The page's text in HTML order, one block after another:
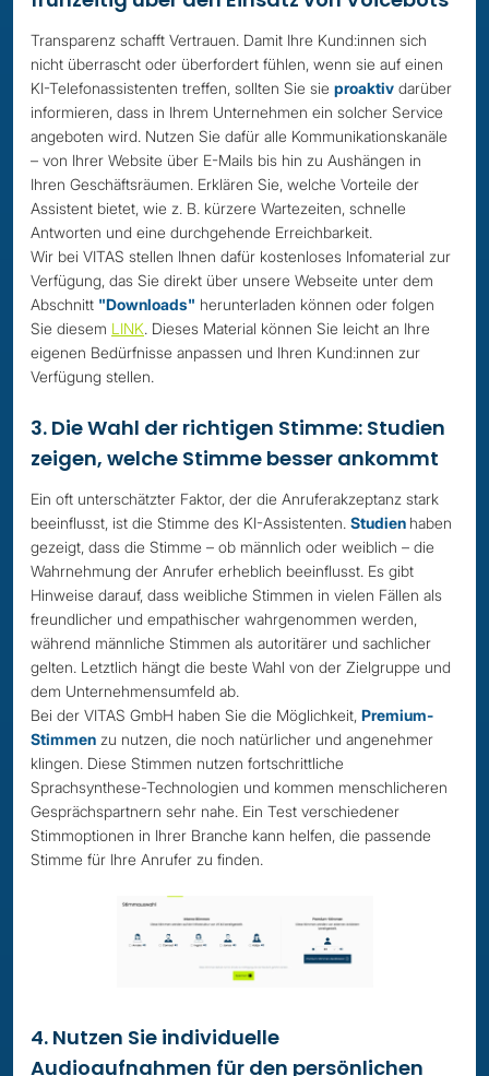
Transparenz schafft Vertrauen. Damit Ihre Kund:innen sich
nicht überrascht oder überfordert fühlen, wenn sie auf einen
KI-Telefonassistenten treffen, sollten Sie sie proaktiv darüber
informieren, dass in Ihrem Unternehmen ein solcher Service
angeboten wird. Nutzen Sie dafür alle Kommunikationskanäle
– von Ihrer Website über E-Mails bis hin zu Aushängen in
Ihren Geschäftsräumen. Erklären Sie, welche Vorteile der
Assistent bietet, wie z. B. kürzere Wartezeiten, schnelle
Antworten und eine durchgehende Erreichbarkeit.
Wir bei VITAS stellen Ihnen dafür kostenloses Infomaterial zur
Verfügung, das Sie direkt über unsere Webseite unter dem
Abschnitt "Downloads" herunterladen können oder folgen
Sie diesem LINK. Dieses Material können Sie leicht an Ihre
eigenen Bedürfnisse anpassen und Ihren Kund:innen zur
Verfügung stellen.
3. Die Wahl der richtigen Stimme: Studien
zeigen, welche Stimme besser ankommt
Ein oft unterschätzter Faktor, der die Anruferakzeptanz stark
beeinflusst, ist die Stimme des KI-Assistenten. Studien haben
gezeigt, dass die Stimme – ob männlich oder weiblich – die
Wahrnehmung der Anrufer erheblich beeinflusst. Es gibt
Hinweise darauf, dass weibliche Stimmen in vielen Fällen als
freundlicher und empathischer wahrgenommen werden,
während männliche Stimmen als autoritärer und sachlicher
gelten. Letztlich hängt die beste Wahl von der Zielgruppe und
dem Unternehmensumfeld ab.
Bei der VITAS GmbH haben Sie die Möglichkeit, Premium-
Stimmen zu nutzen, die noch natürlicher und angenehmer
klingen. Diese Stimmen nutzen fortschrittliche
Sprachsynthese-Technologien und kommen menschlicheren
Gesprächspartnern sehr nahe. Ein Test verschiedener
Stimmoptionen in Ihrer Branche kann helfen, die passende
Stimme für Ihre Anrufer zu finden.
4. Nutzen Sie individuelle
Audioaufnahmen für den persönlichen